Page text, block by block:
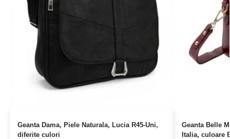
Geanta Dama, Piele Naturala, Lucia R45-Uni,
diferite culori
Geanta Belle
Italia, culoare